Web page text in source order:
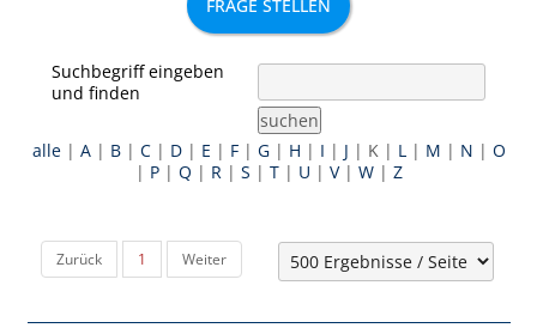
FRAGE STELLEN
Suchbegriff eingeben
und finden
suchen
alle| A | B| C| D| E | F| G| H | I | J | K| L| M | N | O
| P| Q | R| S | T| U | V| W| Z
Zurück 1 Weiter